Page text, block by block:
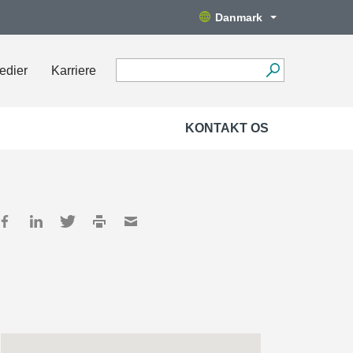
Danmark
Karriere
KONTAKT OS